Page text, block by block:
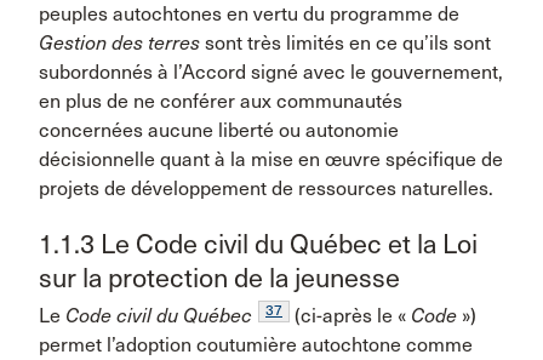
peuples autochtones en vertu du programme de
Gestion des terres sont très limités en ce qu’ils sont
subordonnés à l’Accord signé avec le gouvernement,
en plus de ne conférer aux communautés
concernées aucune liberté ou autonomie
décisionnelle quant à la mise en œuvre spécifique de
projets de développement de ressources naturelles.
1.1.3 Le Code civil du Québec et la Loi
sur la protection de la jeunesse
Le Code civil du Québec 37 (ci-après le « Code »)
permet l’adoption coutumière autochtone comme